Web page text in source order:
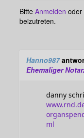
Bitte Anmelden oder
beizutreten.
Hanno987
Ehemaliger
danny
ml